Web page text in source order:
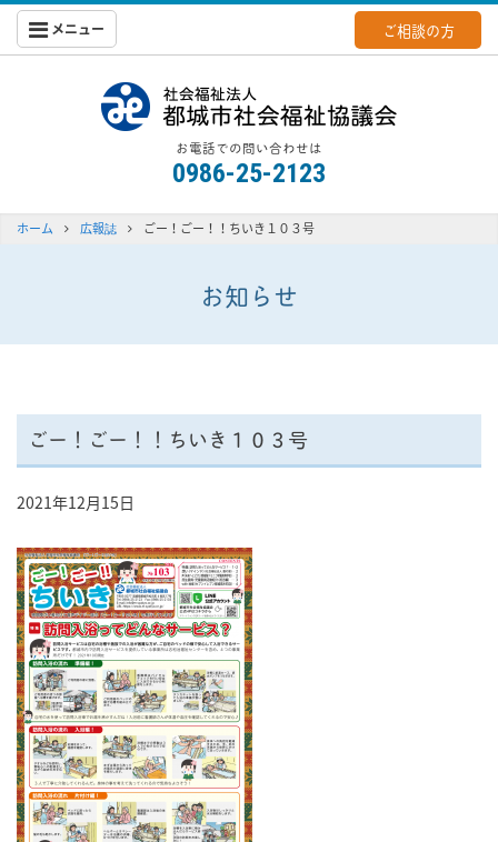
メニュー ご相談の方
お電話での問い合わせは
0986-25-2123
ホーム 広報誌 ごー！ごー！！ちいき１０３号
お知らせ
ごー！ごー！！ちいき１０３号
2021年12月15日